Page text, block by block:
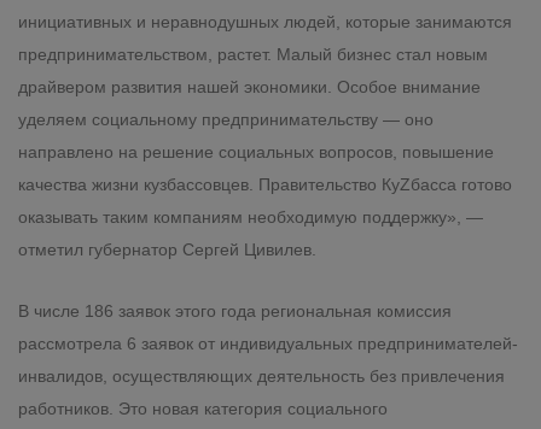
инициативных и неравнодушных людей, которые занимаются
предпринимательством, растет. Малый бизнес стал новым
драйвером развития нашей экономики. Особое внимание
уделяем социальному предпринимательству — оно
направлено на решение социальных вопросов, повышение
качества жизни кузбассовцев. Правительство КуZбасса готово
оказывать таким компаниям необходимую поддержку», —
отметил губернатор Сергей Цивилев.
В числе 186 заявок этого года региональная комиссия
рассмотрела 6 заявок от индивидуальных предпринимателей-
инвалидов, осуществляющих деятельность без привлечения
работников. Это новая категория социального